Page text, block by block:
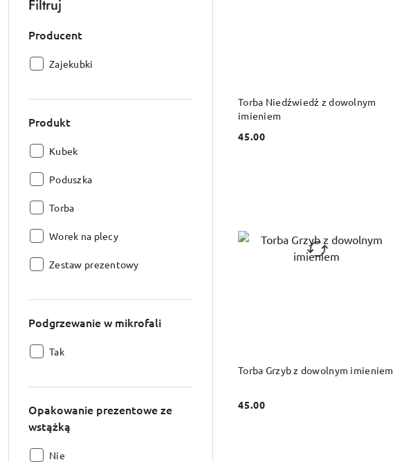
Filtruj
Producent
Producent:
Zajekubki
Produkt
Produkt:
Kubek
Produkt:
Poduszka
Produkt:
Torba
Produkt:
Worek na plecy
Produkt:
Zestaw prezentowy
Podgrzewanie w mikrofali
Podgrzewanie
Tak
Opakowanie prezentowe ze
wstążką
Opakowanie
Nie
Torba Niedźwiedź z dowolnym
imieniem
Cena:
45.00
Torba Grzyb z dowolnym imieniem
Cena:
45.00